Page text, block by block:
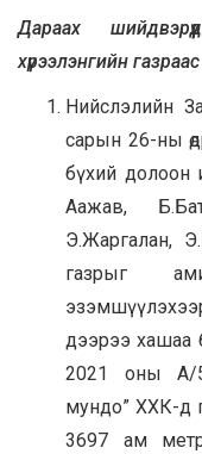
Дараах
хүрээлэнгийн
Нийслэлийн
сарын 26-ны
бүхий долоон
Аажав,
Э.Жаргалан,
газрыг
дээрээ хашаа
2021 оны А/
мундо” ХХК-д
3697 ам